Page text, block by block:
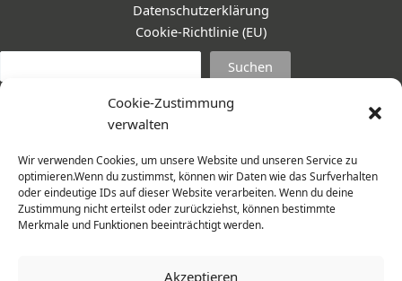
Cookie-Zustimmung
verwalten
Wir verwenden Cookies, um unsere Website und unseren Service zu
optimieren.Wenn du zustimmst, können wir Daten wie das Surfverhalten
oder eindeutige IDs auf dieser Website verarbeiten. Wenn du deine
Zustimmung nicht erteilst oder zurückziehst, können bestimmte
Merkmale und Funktionen beeinträchtigt werden.
Akzeptieren
Datenschutzerklärung
Cookie-Richtlinie (EU)
Suchen